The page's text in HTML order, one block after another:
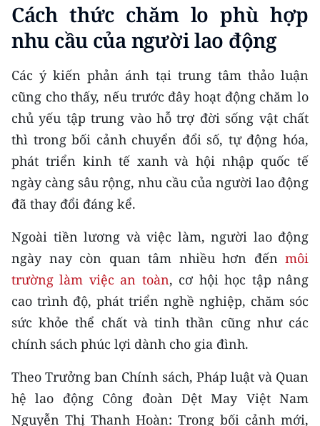
Cách thức chăm lo phù hợp
nhu cầu của người lao động
Các ý kiến phản ánh tại trung tâm thảo luận
cũng cho thấy, nếu trước đây hoạt động chăm lo
chủ yếu tập trung vào hỗ trợ đời sống vật chất
thì trong bối cảnh chuyển đổi số, tự động hóa,
phát triển kinh tế xanh và hội nhập quốc tế
ngày càng sâu rộng, nhu cầu của người lao động
đã thay đổi đáng kể.
Ngoài tiền lương và việc làm, người lao động
ngày nay còn quan tâm nhiều hơn đến môi
trường làm việc an toàn, cơ hội học tập nâng
cao trình độ, phát triển nghề nghiệp, chăm sóc
sức khỏe thể chất và tinh thần cũng như các
chính sách phúc lợi dành cho gia đình.
Theo Trưởng ban Chính sách, Pháp luật và Quan
hệ lao động Công đoàn Dệt May Việt Nam
Nguyễn Thị Thanh Hoàn: Trong bối cảnh mới,